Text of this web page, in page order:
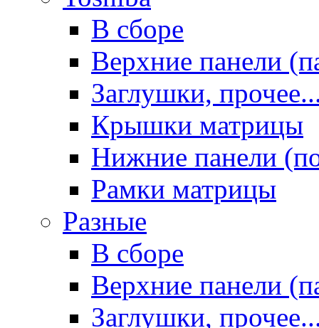
В сборе
Верхние панели
Заглушки,
Крышки матрицы
Нижние панели
Рамки матрицы
Разные
В сборе
Верхние панели
Заглушки,